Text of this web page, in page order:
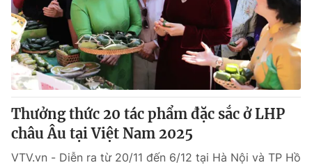
Thưởng thức 20 tác phẩm đặc sắc ở LHP
châu Âu tại Việt Nam 2025
VTV.vn - Diễn ra từ 20/11 đến 6/12 tại Hà Nội và TP Hồ